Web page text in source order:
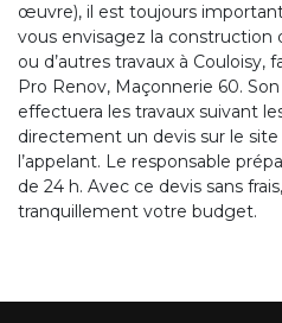
œuvre), il est toujours
vous envisagez la
ou d’autres travaux à Couloisy,
Pro Renov, Maçonnerie 60.
effectuera les travaux suivant
directement un devis sur le site
l’appelant. Le responsable
de 24 h. Avec ce devis sans
tranquillement votre budget.